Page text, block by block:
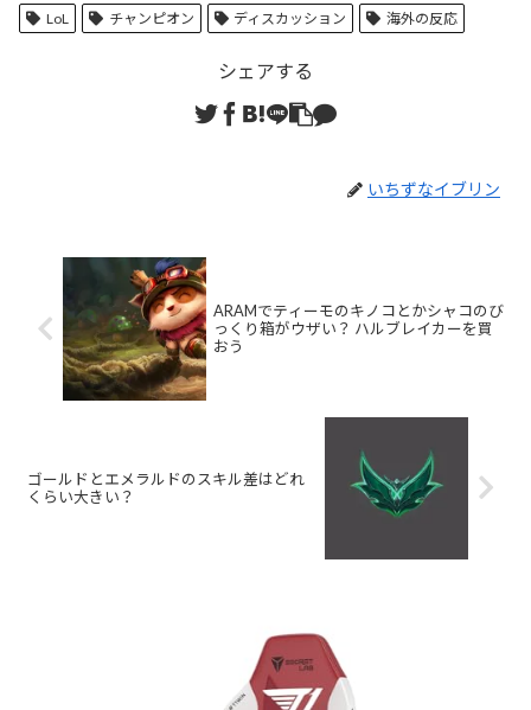
LoL チャンピオン ディスカッション 海外の反応
シェアする
いちずなイブリン
ARAMでティーモのキノコとかシャコのび
っくり箱がウザい？ ハルブレイカーを買
おう
ゴールドとエメラルドのスキル差はどれ
くらい大きい？